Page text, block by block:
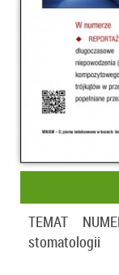
TEMAT
stomatologii